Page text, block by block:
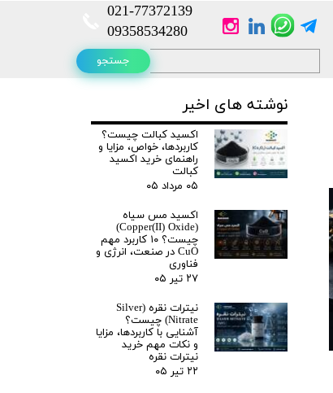
021-77372139​​​​​​​
​​​​​​​09358534280
جستجو
نوشته های اخیر
اکسید کبالت چیست؟
کاربردها، خواص، مزایا و
راهنمای خرید اکسید
کبالت
۰۵ مرداد ۰۵
اکسید مس سیاه
(Copper(II) Oxide)
چیست؟ ۱۰ کاربرد مهم
CuO در صنعت، انرژی و
فناوری
۲۷ تیر ۰۵
نیترات نقره (Silver
Nitrate) چیست؟
آشنایی با کاربردها، مزایا
و نکات مهم خرید
نیترات نقره
۲۲ تیر ۰۵